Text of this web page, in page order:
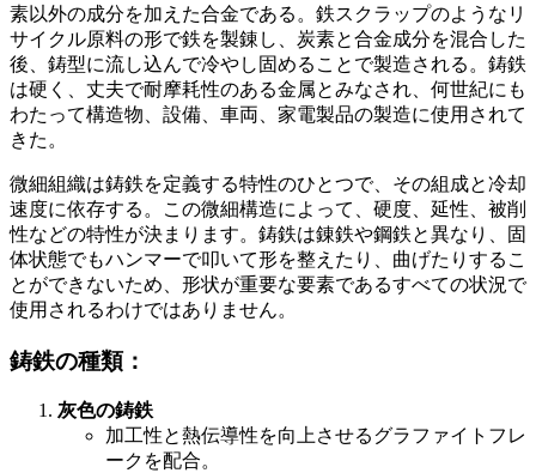
素以外の成分を加えた合金である。鉄スクラップのようなリ
サイクル原料の形で鉄を製錬し、炭素と合金成分を混合した
後、鋳型に流し込んで冷やし固めることで製造される。鋳鉄
は硬く、丈夫で耐摩耗性のある金属とみなされ、何世紀にも
わたって構造物、設備、車両、家電製品の製造に使用されて
きた。
微細組織は鋳鉄を定義する特性のひとつで、その組成と冷却
速度に依存する。この微細構造によって、硬度、延性、被削
性などの特性が決まります。鋳鉄は錬鉄や鋼鉄と異なり、固
体状態でもハンマーで叩いて形を整えたり、曲げたりするこ
とができないため、形状が重要な要素であるすべての状況で
使用されるわけではありません。
鋳鉄の種類：
灰色の鋳鉄
加工性と熱伝導性を向上させるグラファイトフレ
ークを配合。